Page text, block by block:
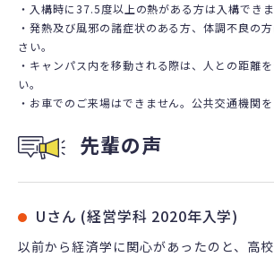
・入構時に37.5度以上の熱がある方は入構できま
・発熱及び風邪の諸症状のある方、体調不良の
さい。
・キャンパス内を移動される際は、人との距離
い。
・お車でのご来場はできません。公共交通機関を
先輩の声
Uさん (経営学科 2020年入学)
以前から経済学に関心があったのと、高